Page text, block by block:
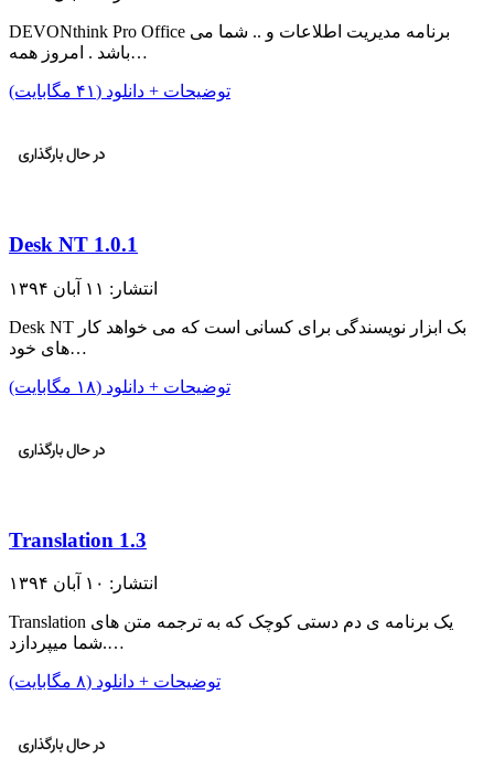
DEVONthink Pro Office برنامه مدیریت اطلاعات و .. شما می
باشد . امروز همه…
توضیحات + دانلود (۴۱ مگابایت)
Desk NT 1.0.1
انتشار: ۱۱ آبان ۱۳۹۴
Desk NT بک ابزار نویسندگی برای کسانی است که می خواهد کار
های خود…
توضیحات + دانلود (۱۸ مگابایت)
Translation 1.3
انتشار: ۱۰ آبان ۱۳۹۴
Translation یک برنامه ی دم دستی کوچک که به ترجمه متن های
شما میپردازد.…
توضیحات + دانلود (۸ مگابایت)